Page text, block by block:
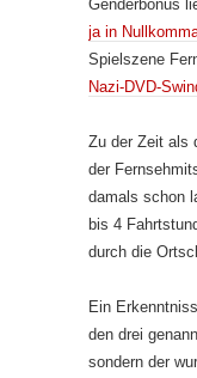
Genderbonus
ja in
Spielszene
Nazi-DVD-
Zu der Zeit als
der
damals schon
bis 4
durch die
Ein
den drei
sondern der